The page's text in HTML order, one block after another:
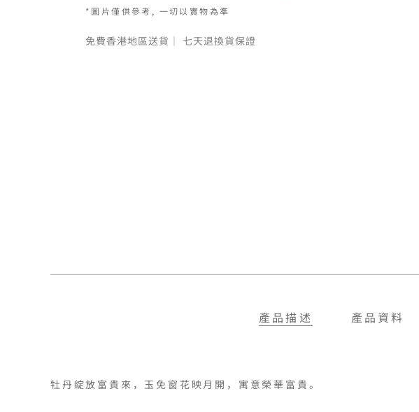
*圖片僅供參考, 一切以實物為準
免費香港地區送貨｜ 七天退換貨保證
產品描述 產品資料
牡丹綻放富貴來，玉免窗花映月開，寓意榮華富貴。